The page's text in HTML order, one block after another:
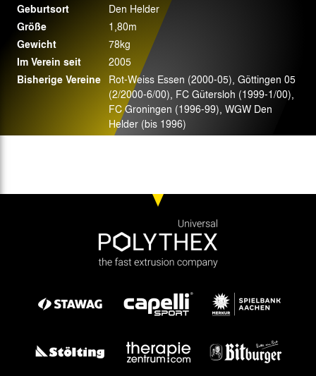
Geburtsort
Den Helder
Größe 1,80m
Gewicht 78kg
Im Verein seit 2005
Bisherige Vereine Rot-Weiss Essen (2000-05), Göttingen 05
(2/2000-6/00), FC Gütersloh (1999-1/00),
FC Groningen (1996-99), WGW Den
Helder (bis 1996)